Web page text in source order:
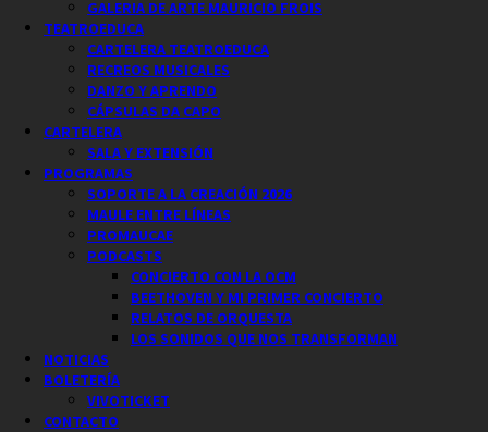
GALERIA DE ARTE MAURICIO FROIS
TEATROEDUCA
CARTELERA TEATROEDUCA
RECREOS MUSICALES
DANZO Y APRENDO
CÁPSULAS DA CAPO
CARTELERA
SALA Y EXTENSIÓN
PROGRAMAS
SOPORTE A LA CREACIÓN 2026
MAULE ENTRE LÍNEAS
PROMAUCAE
PODCASTS
CONCIERTO CON LA OCM
BEETHOVEN Y MI PRIMER CONCIERTO
RELATOS DE ORQUESTA
LOS SONIDOS QUE NOS TRANSFORMAN
NOTICIAS
BOLETERÍA
VIVOTICKET
CONTACTO